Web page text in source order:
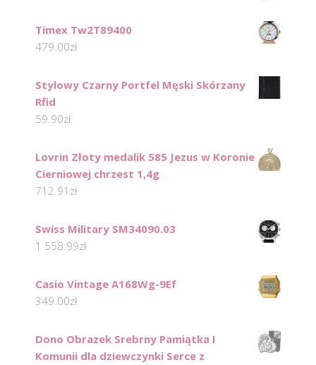
Timex Tw2T89400
479.00zł
Stylowy Czarny Portfel Męski Skórzany
Rfid
59.90zł
Lovrin Złoty medalik 585 Jezus w Koronie
Cierniowej chrzest 1,4g
712.91 zł
Swiss Military SM34090.03
1 558.99zł
Casio Vintage A168Wg-9Ef
349.00zł
Dono Obrazek Srebrny Pamiątka I
Komunii dla dziewczynki Serce z